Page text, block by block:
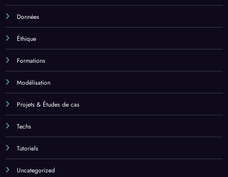
Données
Éthique
Formations
Modélisation
Projets & Études de cas
Techs
Tutoriels
Uncategorized